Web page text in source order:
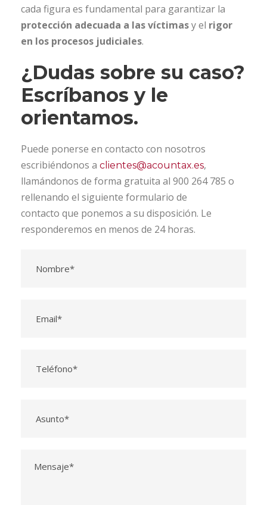
cada figura es fundamental para garantizar la
protección adecuada a las víctimasy el rigor
en los procesos judiciales.
¿Dudas sobre su caso?
Escríbanos y le
orientamos.
Puede ponerse en contacto con nosotros
escribiéndonos a clientes@acountax.es,
llamándonos de forma gratuita al 900 264 785 o
rellenando el siguiente formulario de
contacto que ponemos a su disposición. Le
responderemos en menos de 24 horas.